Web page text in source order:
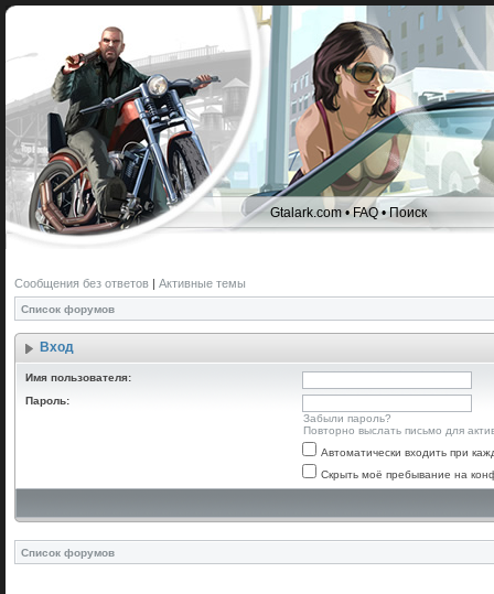
Gtalark.com •FAQ•Поиск
Сообщения без ответов | Активные темы
Список форумов
Вход
Имя пользователя:
Пароль:
Забыли пароль?
Повторно выслать письмо для
Автоматически входить при
Скрыть моё пребывание на
Список форумов